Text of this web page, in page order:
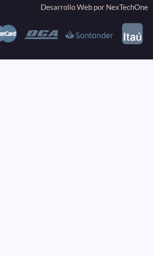
Desarrollo Web por NexTechOne